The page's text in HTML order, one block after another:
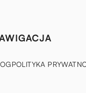
POLITYKA